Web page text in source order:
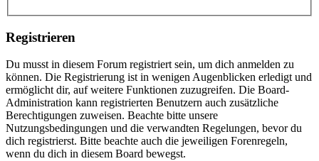
Registrieren
Du musst in diesem Forum registriert sein, um dich anmelden zu
können. Die Registrierung ist in wenigen Augenblicken erledigt und
ermöglicht dir, auf weitere Funktionen zuzugreifen. Die Board-
Administration kann registrierten Benutzern auch zusätzliche
Berechtigungen zuweisen. Beachte bitte unsere
Nutzungsbedingungen und die verwandten Regelungen, bevor du
dich registrierst. Bitte beachte auch die jeweiligen Forenregeln,
wenn du dich in diesem Board bewegst.